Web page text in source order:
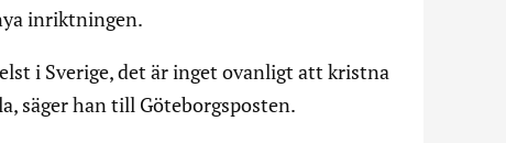
inriktningen.
i Sverige, det är inget ovanligt att kristna
säger han till Göteborgsposten.